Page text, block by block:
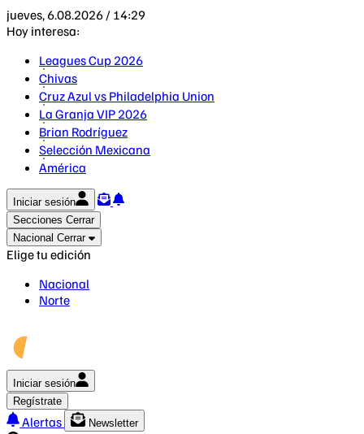
jueves, 6.08.2026 / 14:29
Hoy interesa:
Leagues Cup 2026
Chivas
Cruz Azul vs Philadelphia Union
La Granja VIP 2026
Brian Rodríguez
Selección Mexicana
América
Iniciar sesión
Secciones Cerrar
Nacional Cerrar
Elige tu edición
Nacional
Norte
Iniciar sesión
Regístrate
Alertas
Newsletter